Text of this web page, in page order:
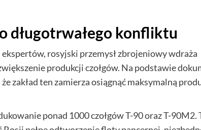
długotrwałego konfliktu
rosyjski przemysł zbrojeniowy wdraża
produkcji czołgów. Na podstawie
zakład ten zamierza osiągnąć maksymalną
ponad 1000 czołgów T-90 oraz T-90M2.